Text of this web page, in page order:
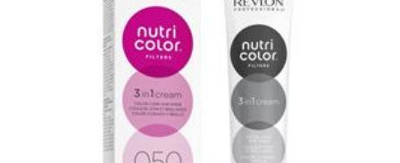
DÉTAILS